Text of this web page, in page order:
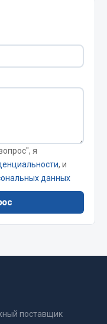
я
, и
данных
поставщик